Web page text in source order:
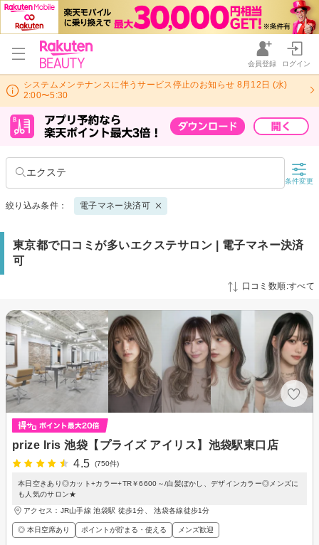
会員登録 ログイン
システムメンテナンスに伴うサービス停止のお知らせ 8月12日 (水)
2:00〜5:30
エクステ
条件変更
絞り込み条件： 電子マネー決済可
東京都で口コミが多いエクステサロン | 電子マネー決済
可
口コミ数順:すべて
prize Iris 池袋【プライズ アイリス】池袋駅東口店
4.5
(750件)
本日空きあり◎カット+カラー+TR￥6600～/白髪ぼかし、デザインカラー◎メンズに
も人気のサロン★
アクセス：JR山手線 池袋駅 徒歩1分、 池袋各線徒歩1分
◎ 本日空席あり ポイントが貯まる・使える メンズ歓迎